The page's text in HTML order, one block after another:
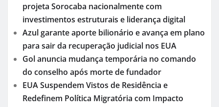
projeta Sorocaba nacionalmente com
investimentos estruturais e liderança digital
Azul garante aporte bilionário e avança em plano
para sair da recuperação judicial nos EUA
Gol anuncia mudança temporária no comando
do conselho após morte de fundador
EUA Suspendem Vistos de Residência e
Redefinem Política Migratória com Impacto